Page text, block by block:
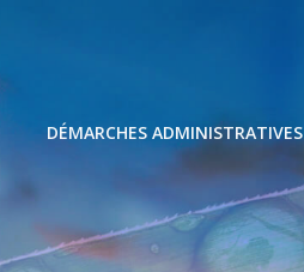
DÉMARCHES ADMINISTRATIVES